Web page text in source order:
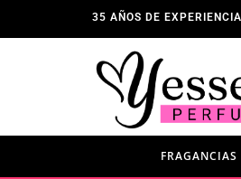
35 AÑOS DE
FRAGANCIAS